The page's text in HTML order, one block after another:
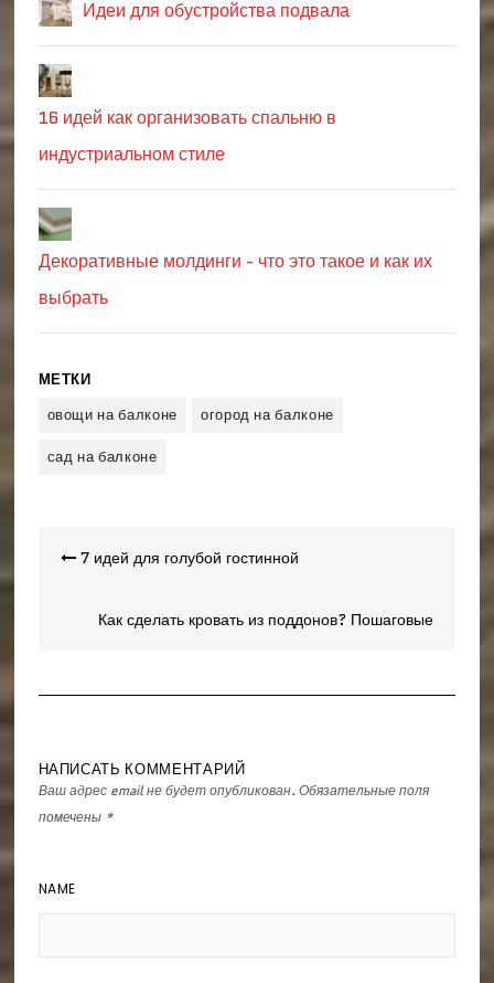
Идеи для обустройства подвала
16 идей как организовать спальню в
индустриальном стиле
Декоративные молдинги - что это такое и как их
выбрать
МЕТКИ
овощи на балконе
огород на балконе
сад на балконе
Навигация
записям
7 идей для голубой гостинной
Как сделать кровать из поддонов? Пошаговые
НАПИСАТЬ КОММЕНТАРИЙ
Ваш адрес email не будет опубликован. Обязательные поля
помечены *
NAME